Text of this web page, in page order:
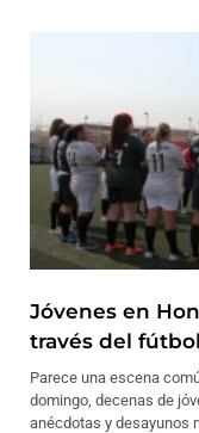
Jóvenes en
través del fútbol
Parece una escena
domingo, decenas de
anécdotas y desayunos